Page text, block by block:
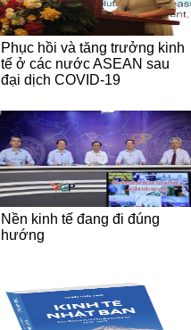
Phục hồi và tăng trưởng kinh
tế ở các nước ASEAN sau
đại dịch COVID-19
Nền kinh tế đang đi đúng
hướng